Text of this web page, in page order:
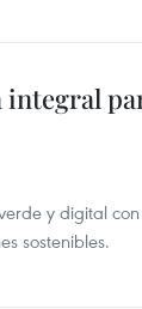
y digital
sostenibles.